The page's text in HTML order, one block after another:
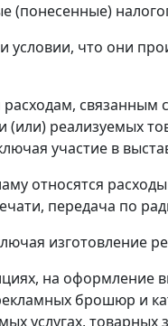
(понесенные)
что они
связанным
реализуемых
участие в
относятся
передача по
изготовление
на
брошюр и
услугах, товарных